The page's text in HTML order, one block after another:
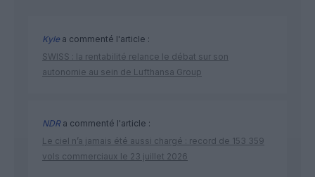
Kylea commenté l'article :
SWISS : la rentabilité relance le débat sur son
autonomie au sein de Lufthansa Group
NDRa commenté l'article :
Le ciel n’a jamais été aussi chargé : record de 153 359
vols commerciaux le 23 juillet 2026